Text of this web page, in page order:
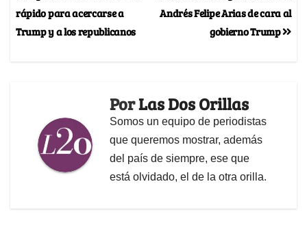
Andrés Felipe Arias de cara al
gobierno Trump
rápido para acercarse a
Trump y a los republicanos
PorLas Dos Orillas
Somos un equipo de periodistas
que queremos mostrar, además
del país de siempre, ese que
está olvidado, el de la otra orilla.